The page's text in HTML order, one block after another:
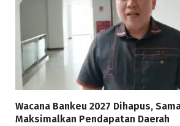
Wacana Bankeu 2027 Dihapus,
Maksimalkan Pendapatan Daerah